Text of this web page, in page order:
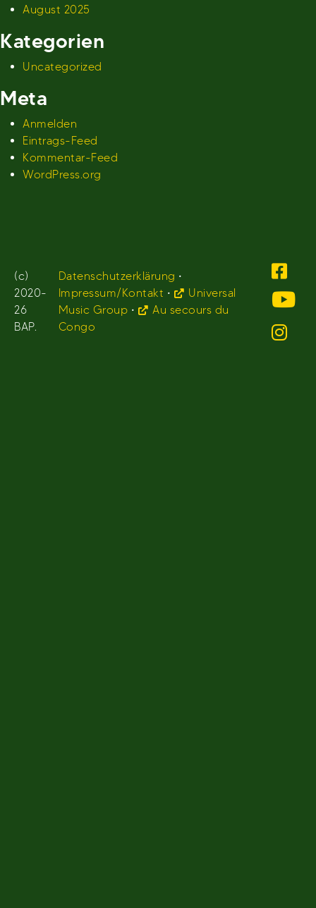
August 2025
Kategorien
Uncategorized
Meta
Anmelden
Eintrags-Feed
Kommentar-Feed
WordPress.org
(c)
2020-
26
BAP.
Datenschutzerklärung •
Impressum/Kontakt •
Universal
Music Group •
Au secours du
Congo